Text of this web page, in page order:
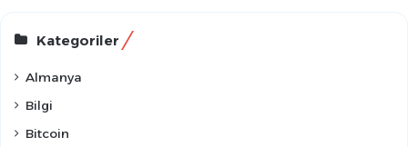
Kategoriler
Almanya
Bilgi
Bitcoin